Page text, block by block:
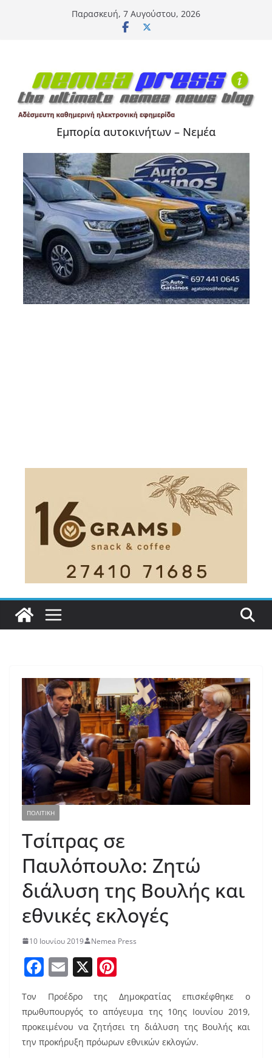
Παρασκευή, 7 Αυγούστου, 2026
Εμπορία αυτοκινήτων – Νεμέα
ΠΟΛΙΤΙΚΗ
Τσίπρας σε
Παυλόπουλο: Ζητώ
διάλυση της Βουλής και
εθνικές εκλογές
10 Ιουνίου 2019 Nemea Press
F
c
e
b
E
m
ai
l
X
er
e
st
Τον Προέδρο της Δημοκρατίας επισκέφθηκε ο
πρωθυπουργός το απόγευμα της 10ης Ιουνίου 2019,
προκειμένου να ζητήσει τη διάλυση της Βουλής και
την προκήρυξη πρόωρων εθνικών εκλογών.